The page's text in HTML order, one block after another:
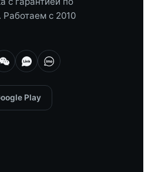
Работаем с 2010
Play